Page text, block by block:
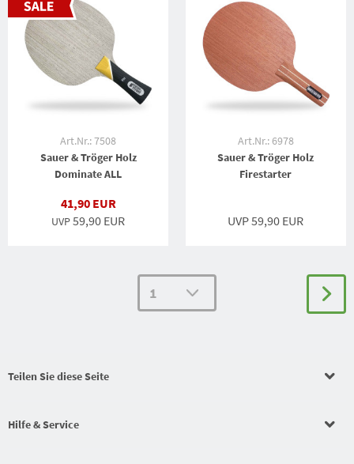
Art.Nr.: 7508
Sauer & Tröger Holz
Dominate ALL
41,90 EUR
UVP59,90 EUR
Art.Nr.: 6978
Sauer & Tröger Holz
Firestarter
UVP 59,90 EUR
Teilen Sie diese Seite
Hilfe & Service